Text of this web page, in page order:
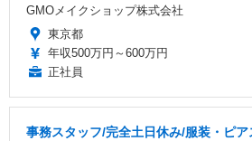
GMOメイクショップ株式会社
東京都
年収500万円～600万円
正社員
事務スタッフ/完全土日休み/服装・ピ